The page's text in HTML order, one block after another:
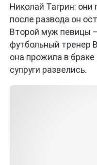
Николай Тагрин: они
после развода он
Второй муж певицы
футбольный тренер
она прожила в браке
супруги развелись.